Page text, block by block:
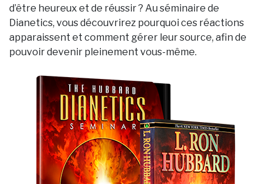
d’être heureux et de réussir ? Au séminaire de
Dianetics, vous découvrirez pourquoi ces réactions
apparaissent et comment gérer leur source, afin de
pouvoir devenir pleinement vous-même.